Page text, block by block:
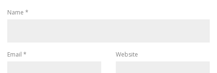
Name *
Email * Website